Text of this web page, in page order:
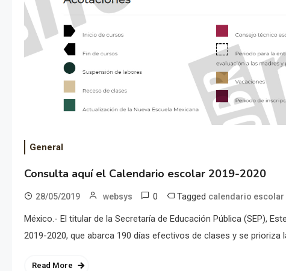
General
Consulta aquí el Calendario escolar 2019-2020
28/05/2019 websys 0 Tagged calendario escolar
México.- El titular de la Secretaría de Educación Pública (SEP),
2019-2020, que abarca 190 días efectivos de clases y se prioriza
Read More